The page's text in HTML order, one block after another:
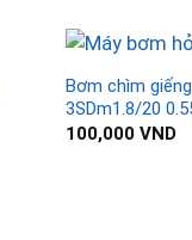
Bơm chìm
3SDm1.8/20
100,000 VND